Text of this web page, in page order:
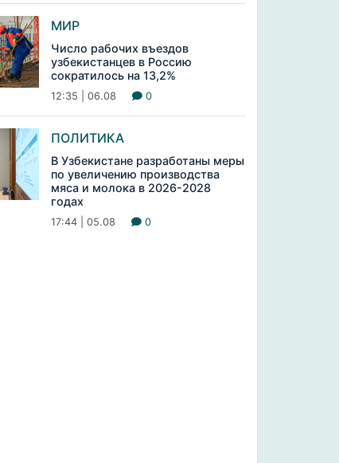
МИР
Число рабочих въездов
узбекистанцев в Россию
сократилось на 13,2%
12:35 | 06.08 0
ПОЛИТИКА
В Узбекистане разработаны меры
по увеличению производства
мяса и молока в 2026-2028
годах
17:44 | 05.08 0